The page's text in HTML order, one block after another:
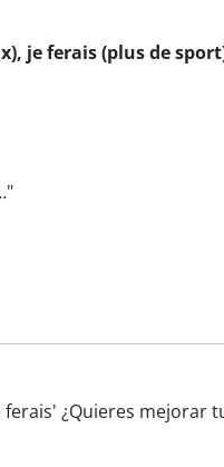
je ferais (plus de
"
¿Quieres mejorar